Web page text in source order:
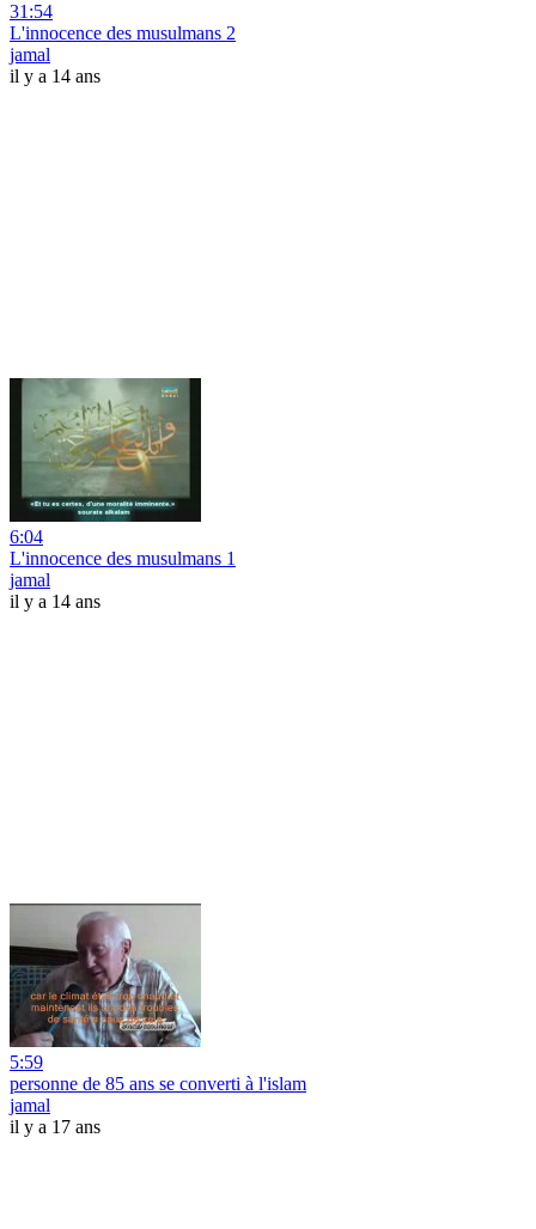
31:54
L'innocence des musulmans 2
jamal
il y a 14 ans
6:04
L'innocence des musulmans 1
jamal
il y a 14 ans
5:59
personne de 85 ans se converti à l'islam
jamal
il y a 17 ans